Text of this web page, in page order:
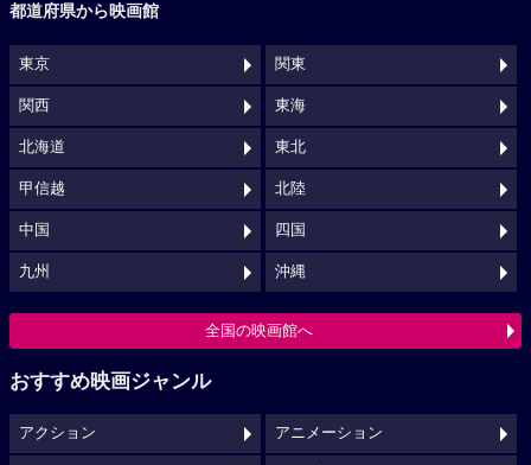
都道府県から映画館
東京 関東
関西 東海
北海道 東北
甲信越 北陸
中国 四国
九州 沖縄
全国の映画館へ
おすすめ映画ジャンル
アクション アニメーション